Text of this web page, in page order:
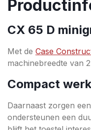
CX 65 D
Met de Case
machinebreedte van
Compact
Daarnaast zorgen
ondersteunen een